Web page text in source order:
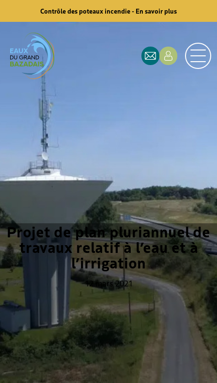
Contrôle des poteaux incendie - En savoir plus
Projet de plan pluriannuel de
travaux relatif à l’eau et à
l’irrigation
12 mars 2021